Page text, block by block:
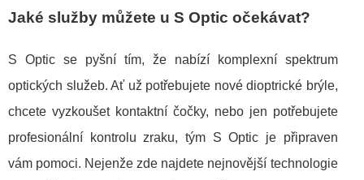
Jaké služby můžete u S Optic očekávat?
S Optic se pyšní tím, že nabízí komplexní spektrum
optických služeb. Ať už potřebujete nové dioptrické brýle,
chcete vyzkoušet kontaktní čočky, nebo jen potřebujete
profesionální kontrolu zraku, tým S Optic je připraven
vám pomoci. Nejenže zde najdete nejnovější technologie